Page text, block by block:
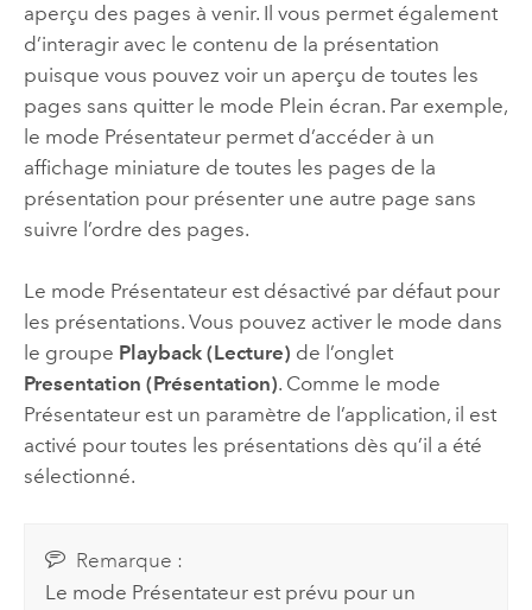
aperçu des pages à venir. Il vous permet également
d’interagir avec le contenu de la présentation
puisque vous pouvez voir un aperçu de toutes les
pages sans quitter le mode Plein écran. Par exemple,
le mode Présentateur permet d’accéder à un
affichage miniature de toutes les pages de la
présentation pour présenter une autre page sans
suivre l’ordre des pages.
Le mode Présentateur est désactivé par défaut pour
les présentations. Vous pouvez activer le mode dans
le groupe Playback (Lecture) de l’onglet
Presentation (Présentation). Comme le mode
Présentateur est un paramètre de l’application, il est
activé pour toutes les présentations dès qu’il a été
sélectionné.
Remarque :
Le mode Présentateur est prévu pour un